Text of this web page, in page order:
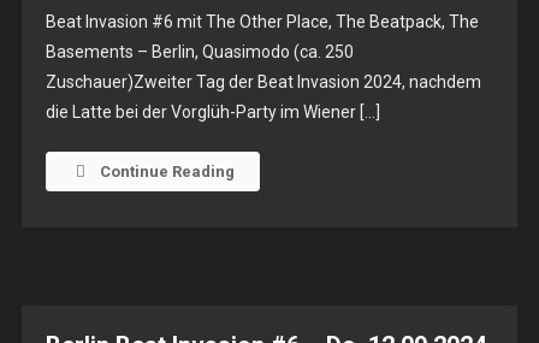
Beat
#6
Beat Invasion #6 mit The Other Place, The Beatpack, The
Basements – Berlin, Quasimodo (ca. 250
Zuschauer)Zweiter Tag der Beat Invasion 2024, nachdem
die Latte bei der Vorglüh-Party im Wiener […]
Continue Reading